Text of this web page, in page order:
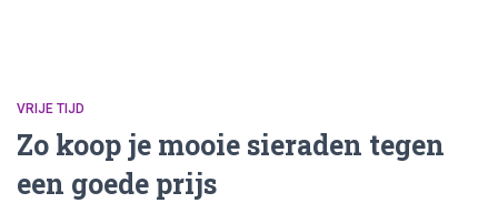
VRIJE TIJD
Zo koop je mooie sieraden tegen
een goede prijs